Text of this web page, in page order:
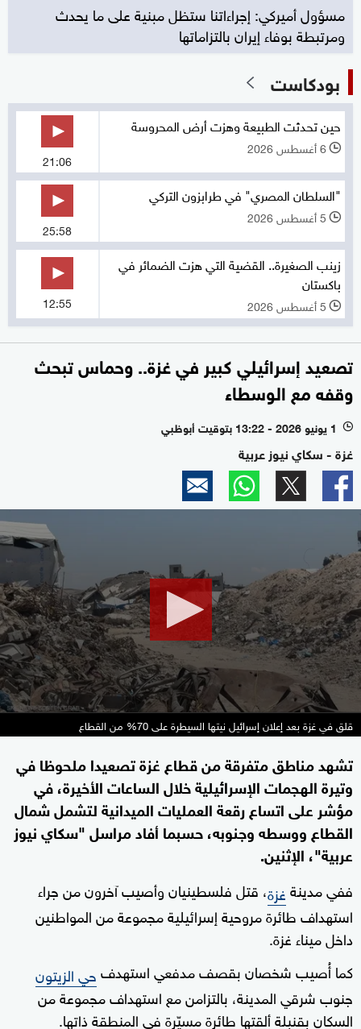
مسؤول أميركي: إجراءاتنا ستظل مبنية على ما يحدث
ومرتبطة بوفاء إيران بالتزاماتها
بودكاست
حين تحدثت الطبيعة وهزت أرض المحروسة
l 6 أغسطس 2026
21:06
"السلطان المصري" في طرابزون التركي
l 5 أغسطس 2026
25:58
زينب الصغيرة.. القضية التي هزت الضمائر في
باكستان
l 5 أغسطس 2026 12:55
تصعيد إسرائيلي كبير في غزة.. وحماس تبحث
وقفه مع الوسطاء
l 1 يونيو 2026 - 13:22 بتوقيت أبوظبي
غزة - سكاي نيوز عربية
seconds
of
minutes,
7
seconds
قلق في غزة بعد إعلان إسرائيل نيتها السيطرة على 70% من القطاع
تشهد مناطق متفرقة من قطاع غزة تصعيدا ملحوظا في
وتيرة الهجمات الإسرائيلية خلال الساعات الأخيرة، في
مؤشر على اتساع رقعة العمليات الميدانية لتشمل شمال
القطاع ووسطه وجنوبه، حسبما أفاد مراسل "سكاي نيوز
عربية"، الإثنين.
ففي مدينةغزة، قتل فلسطينيان وأصيب آخرون من جراء
استهداف طائرة مروحية إسرائيلية مجموعة من المواطنين
داخل ميناء غزة.
كما أُصيب شخصان بقصف مدفعي استهدفحي الزيتون
جنوب شرقي المدينة، بالتزامن مع استهداف مجموعة من
السكان بقنبلة ألقتها طائرة مسيّرة في المنطقة ذاتها.